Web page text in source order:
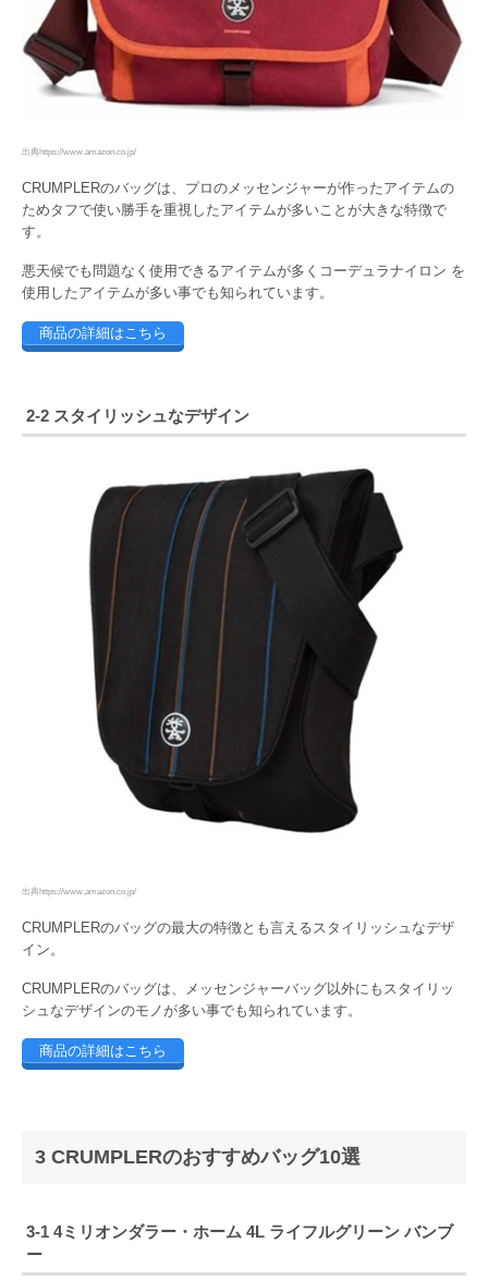
出典https://www.amazon.co.jp/
CRUMPLERのバッグは、プロのメッセンジャーが作ったアイテムの
ためタフで使い勝手を重視したアイテムが多いことが大きな特徴で
す。
悪天候でも問題なく使用できるアイテムが多くコーデュラナイロン を
使用したアイテムが多い事でも知られています。
商品の詳細はこちら
2-2 スタイリッシュなデザイン
出典https://www.amazon.co.jp/
CRUMPLERのバッグの最大の特徴とも言えるスタイリッシュなデザ
イン。
CRUMPLERのバッグは、メッセンジャーバッグ以外にもスタイリッ
シュなデザインのモノが多い事でも知られています。
商品の詳細はこちら
3 CRUMPLERのおすすめバッグ10選
3-1 4ミリオンダラー・ホーム 4L ライフルグリーン バンブ
ー